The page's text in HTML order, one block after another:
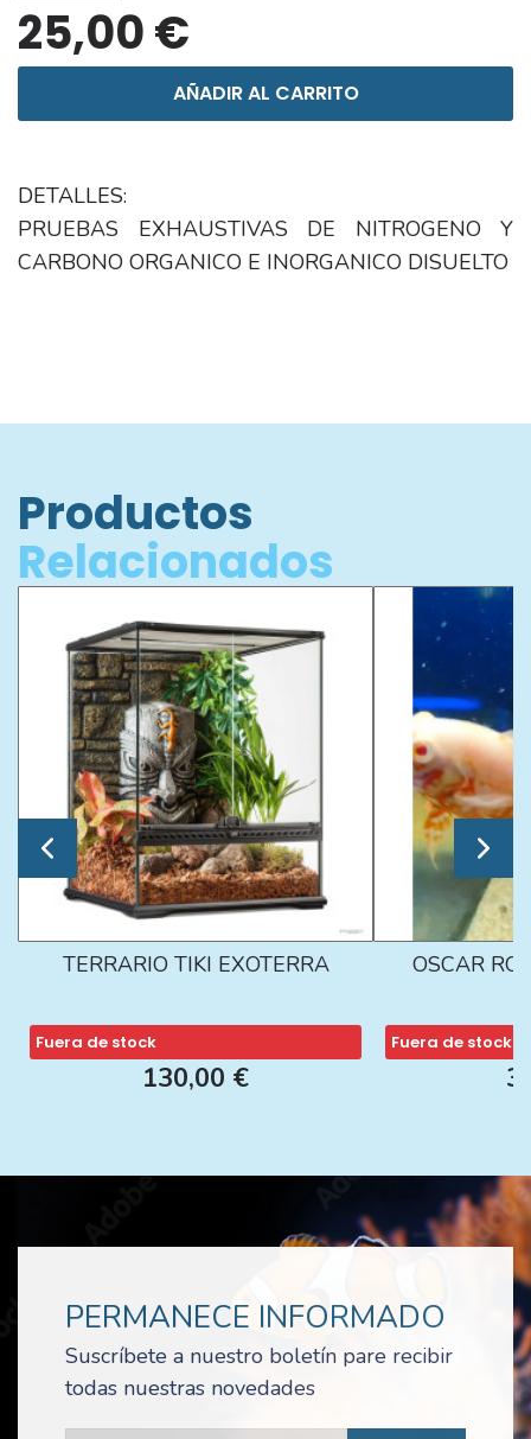
25,00 €
AÑADIR AL CARRITO
DETALLES:
PRUEBAS EXHAUSTIVAS DE NITROGENO Y
CARBONO ORGANICO E INORGANICO DISUELTO
Productos
Relacionados
TERRARIO TIKI EXOTERRA
Fuera de stock
130,00 €
OSCAR
Fuera de stock
PERMANECE INFORMADO
Suscríbete a nuestro boletín pare recibir
todas nuestras novedades